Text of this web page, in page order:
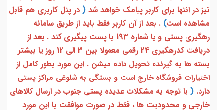
نیز در انتها برای کاربر پیامک خواهد شد ( در پنل کاربری هم قابل
مشاهده است) . بعد از آن کاربر فقط باید از طریق سامانه
رهگیری پستی و یا شماره 193 با پست پیگیری کند . بعد از
دریافت کدرهگیری 24 رقمی معمولا بین 3 الی 12 روز یا بیشتر
بسته ها به گیرنده تحویل داده میشن . این مورد بطور کامل از
اختیارات فروشگاه خارج است و بستگی به شلوغی مراکز پستی
دارد. ( با توجه به مشکلات عدیده پستی جنوب در ارسال کالاهای
خارجی و محدودیت ها ، فقط در صورت موافقت با این مورد